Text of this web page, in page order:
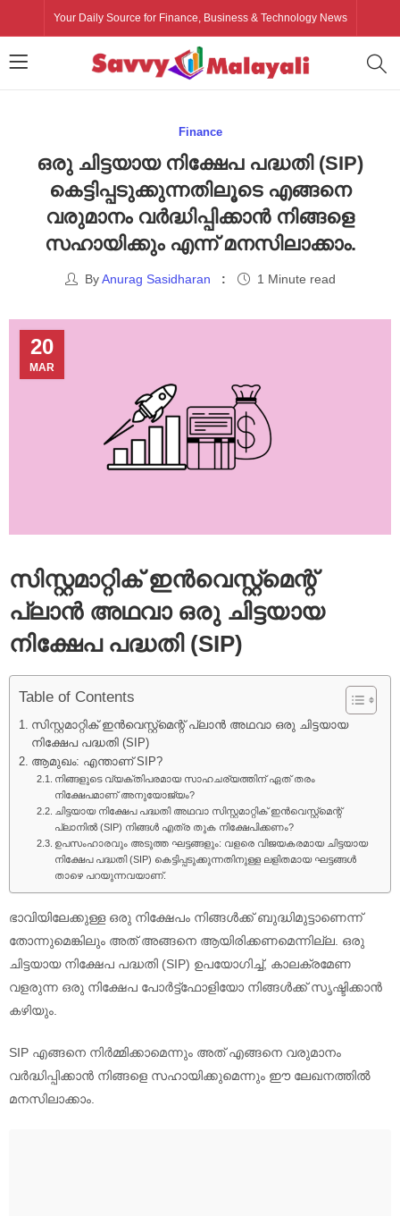
Your Daily Source for Finance, Business & Technology News
Finance
ഒരു ചിട്ടയായ നിക്ഷേപ പദ്ധതി (SIP)
കെട്ടിപ്പടുക്കുന്നതിലൂടെ എങ്ങനെ
വരുമാനം വർദ്ധിപ്പിക്കാൻ നിങ്ങളെ
സഹായിക്കും എന്ന് മനസിലാക്കാം.
ByAnurag Sasidharan 1 Minute read
20
MAR
സിസ്റ്റമാറ്റിക് ഇൻവെസ്റ്റ്‌മെന്റ്
പ്ലാൻ അഥവാ ഒരു ചിട്ടയായ
നിക്ഷേപ പദ്ധതി (SIP)
Table of Contents
സിസ്റ്റമാറ്റിക് ഇൻവെസ്റ്റ്‌മെന്റ് പ്ലാൻ അഥവാ ഒരു ചിട്ടയായ
നിക്ഷേപ പദ്ധതി (SIP)
ആമുഖം: എന്താണ് SIP?
നിങ്ങളുടെ വ്യക്തിപരമായ സാഹചര്യത്തിന് ഏത് തരം
നിക്ഷേപമാണ് അനുയോജ്യം?
ചിട്ടയായ നിക്ഷേപ പദ്ധതി അഥവാ സിസ്റ്റമാറ്റിക് ഇൻവെസ്റ്റ്‌മെന്റ്
പ്ലാനിൽ (SIP) നിങ്ങൾ എത്ര തുക നിക്ഷേപിക്കണം?
ഉപസംഹാരവും അടുത്ത ഘട്ടങ്ങളും: വളരെ വിജയകരമായ ചിട്ടയായ
നിക്ഷേപ പദ്ധതി (SIP) കെട്ടിപ്പടുക്കുന്നതിനുള്ള ലളിതമായ ഘട്ടങ്ങൾ
താഴെ പറയുന്നവയാണ്.
ഭാവിയിലേക്കുള്ള ഒരു നിക്ഷേപം നിങ്ങൾക്ക് ബുദ്ധിമുട്ടാണെന്ന്
തോന്നുമെങ്കിലും അത് അങ്ങനെ ആയിരിക്കണമെന്നില്ല. ഒരു
ചിട്ടയായ നിക്ഷേപ പദ്ധതി (SIP) ഉപയോഗിച്ച്, കാലക്രമേണ
വളരുന്ന ഒരു നിക്ഷേപ പോർട്ട്ഫോളിയോ നിങ്ങൾക്ക് സൃഷ്ടിക്കാൻ
കഴിയും.
SIP എങ്ങനെ നിർമ്മിക്കാമെന്നും അത് എങ്ങനെ വരുമാനം
വർദ്ധിപ്പിക്കാൻ നിങ്ങളെ സഹായിക്കുമെന്നും ഈ ലേഖനത്തിൽ
മനസിലാക്കാം.